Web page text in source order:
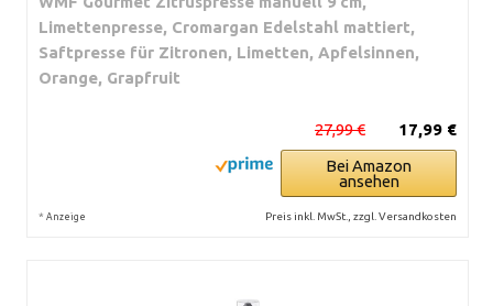
Limettenpresse, Cromargan Edelstahl mattiert,
Saftpresse für Zitronen, Limetten, Apfelsinnen,
Orange, Grapfruit
17,99 €
27,99 €
Bei Amazon
ansehen
* Anzeige Preis inkl. MwSt., zzgl. Versandkosten